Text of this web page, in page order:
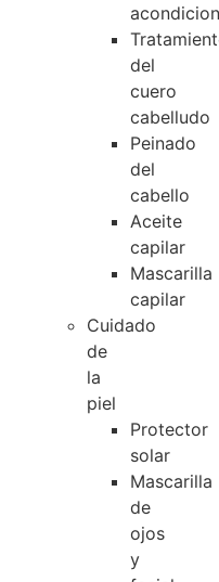
del
cuero
cabelludo
Peinado
del
cabello
Aceite
capilar
Mascarilla
capilar
Cuidado
de
la
piel
Protector
solar
Mascarilla
de
ojos
y